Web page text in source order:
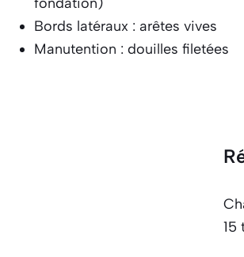
Bords latéraux : arêtes vives
Manutention : douilles filetées
15